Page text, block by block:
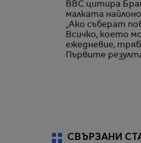
BBC цитира
малката
„Ако съберат
Всичко, което
ежедневие,
Първите
СВЪРЗАНИ